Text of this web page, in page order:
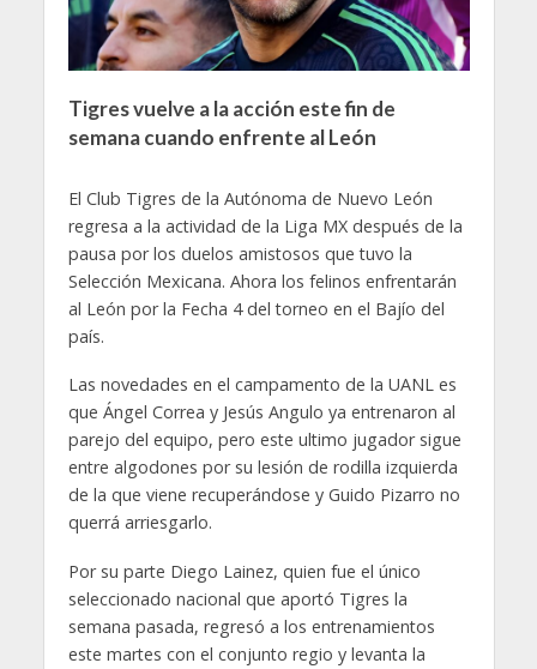
Tigres vuelve a la acción este fin de
semana cuando enfrente al León
El Club Tigres de la Autónoma de Nuevo León
regresa a la actividad de la Liga MX después de la
pausa por los duelos amistosos que tuvo la
Selección Mexicana. Ahora los felinos enfrentarán
al León por la Fecha 4 del torneo en el Bajío del
país.
Las novedades en el campamento de la UANL es
que Ángel Correa y Jesús Angulo ya entrenaron al
parejo del equipo, pero este ultimo jugador sigue
entre algodones por su lesión de rodilla izquierda
de la que viene recuperándose y Guido Pizarro no
querrá arriesgarlo.
Por su parte Diego Lainez, quien fue el único
seleccionado nacional que aportó Tigres la
semana pasada, regresó a los entrenamientos
este martes con el conjunto regio y levanta la